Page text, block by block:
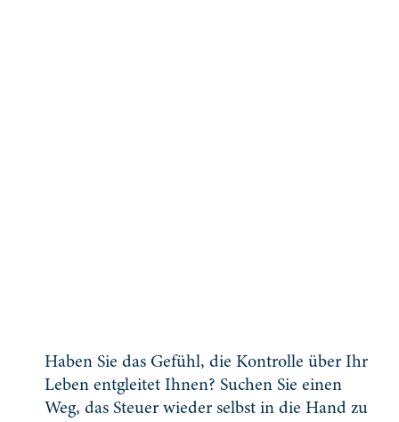
Haben Sie das Gefühl, die Kontrolle über Ihr
Leben entgleitet Ihnen? Suchen Sie einen
Weg, das Steuer wieder selbst in die Hand zu